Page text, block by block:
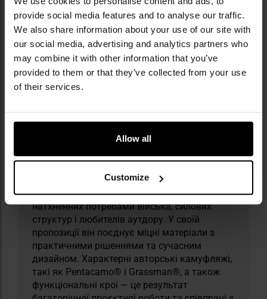
provide social media features and to analyse our traffic.
We also share information about your use of our site with
our social media, advertising and analytics partners who
may combine it with other information that you’ve
provided to them or that they’ve collected from your use
of their services.
Allow all
Customize
Інформація про виробника та техніку безпеки
Militaria.pl є ексклюзивним дистриб’ютором
бренду Pentagon у Польщі.
Pentagon Tactical — бренд із понад 30-річним
досвідом у створенні одягу та спорядження,
натхненних потребами війська, силових
структур і любителів аутдору. У своїй
пропозиції він поєднує міцні матеріали з
практичними рішеннями та сучасним
дизайном. Характерні авторські камуфляжі,
такі як Pentacamo® і Grassman®, а також
функціональні крої — це результат